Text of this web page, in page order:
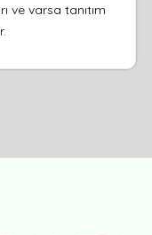
ve varsa tanıtım